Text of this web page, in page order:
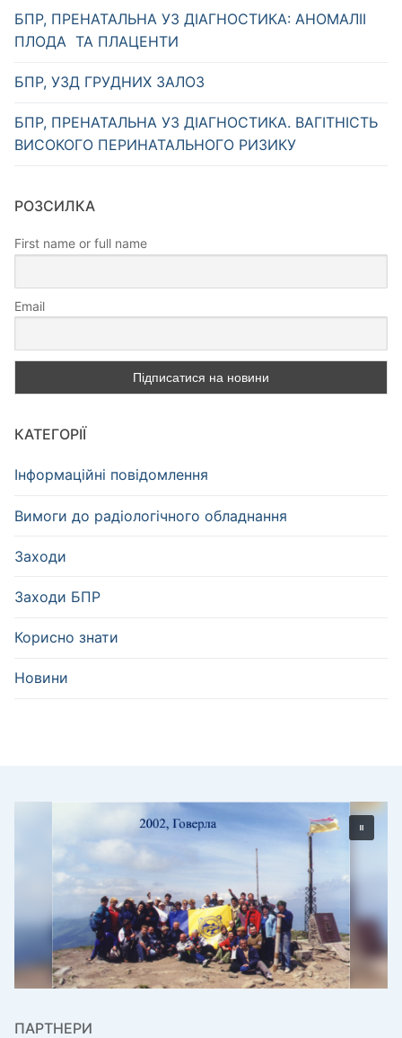
БПР, ПРЕНАТАЛЬНА УЗ ДІАГНОСТИКА: АНОМАЛІІ
ПЛОДА ТА ПЛАЦЕНТИ
БПР, УЗД ГРУДНИХ ЗАЛОЗ
БПР, ПРЕНАТАЛЬНА УЗ ДІАГНОСТИКА. ВАГІТНІСТЬ
ВИСОКОГО ПЕРИНАТАЛЬНОГО РИЗИКУ
РОЗСИЛКА
First name or full name
Email
КАТЕГОРІЇ
Інформаційні повідомлення
Вимоги до радіологічного обладнання
Заходи
Заходи БПР
Корисно знати
Новини
ПАРТНЕРИ